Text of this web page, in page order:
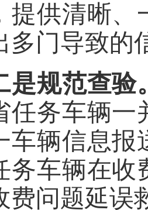
提供清晰、
多门导致的
是规范查验
任务车辆一
车辆信息报
务车辆在收
费问题延误